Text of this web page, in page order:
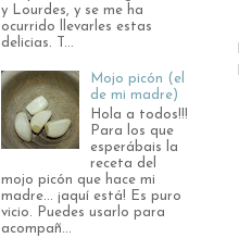
y Lourdes, y se me ha
ocurrido llevarles estas
delicias. T...
Mojo picón (el
de mi madre)
Hola a todos!!!
Para los que
esperábais la
receta del
mojo picón que hace mi
madre... ¡aquí está! Es puro
vicio. Puedes usarlo para
acompañ...